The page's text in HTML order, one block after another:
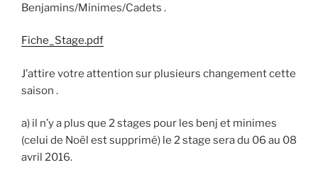
Benjamins/Minimes/Cadets .
Fiche_Stage.pdf
J’attire votre attention sur plusieurs changement cette
saison .
a) il n’y a plus que 2 stages pour les benj et minimes
(celui de Noël est supprimé) le 2 stage sera du 06 au 08
avril 2016.